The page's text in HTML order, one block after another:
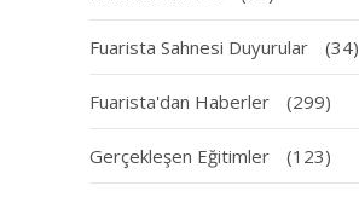
Fuarista Sahnesi Duyurular (34)
Fuarista'dan Haberler (299)
Gerçekleşen Eğitimler (123)